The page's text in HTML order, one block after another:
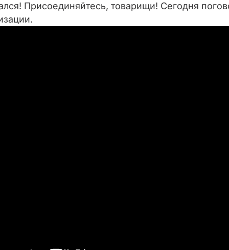
Присоединяйтесь, товарищи! Сегодня